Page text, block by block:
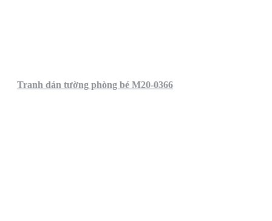
Tranh dán tường phòng bé M20-0366